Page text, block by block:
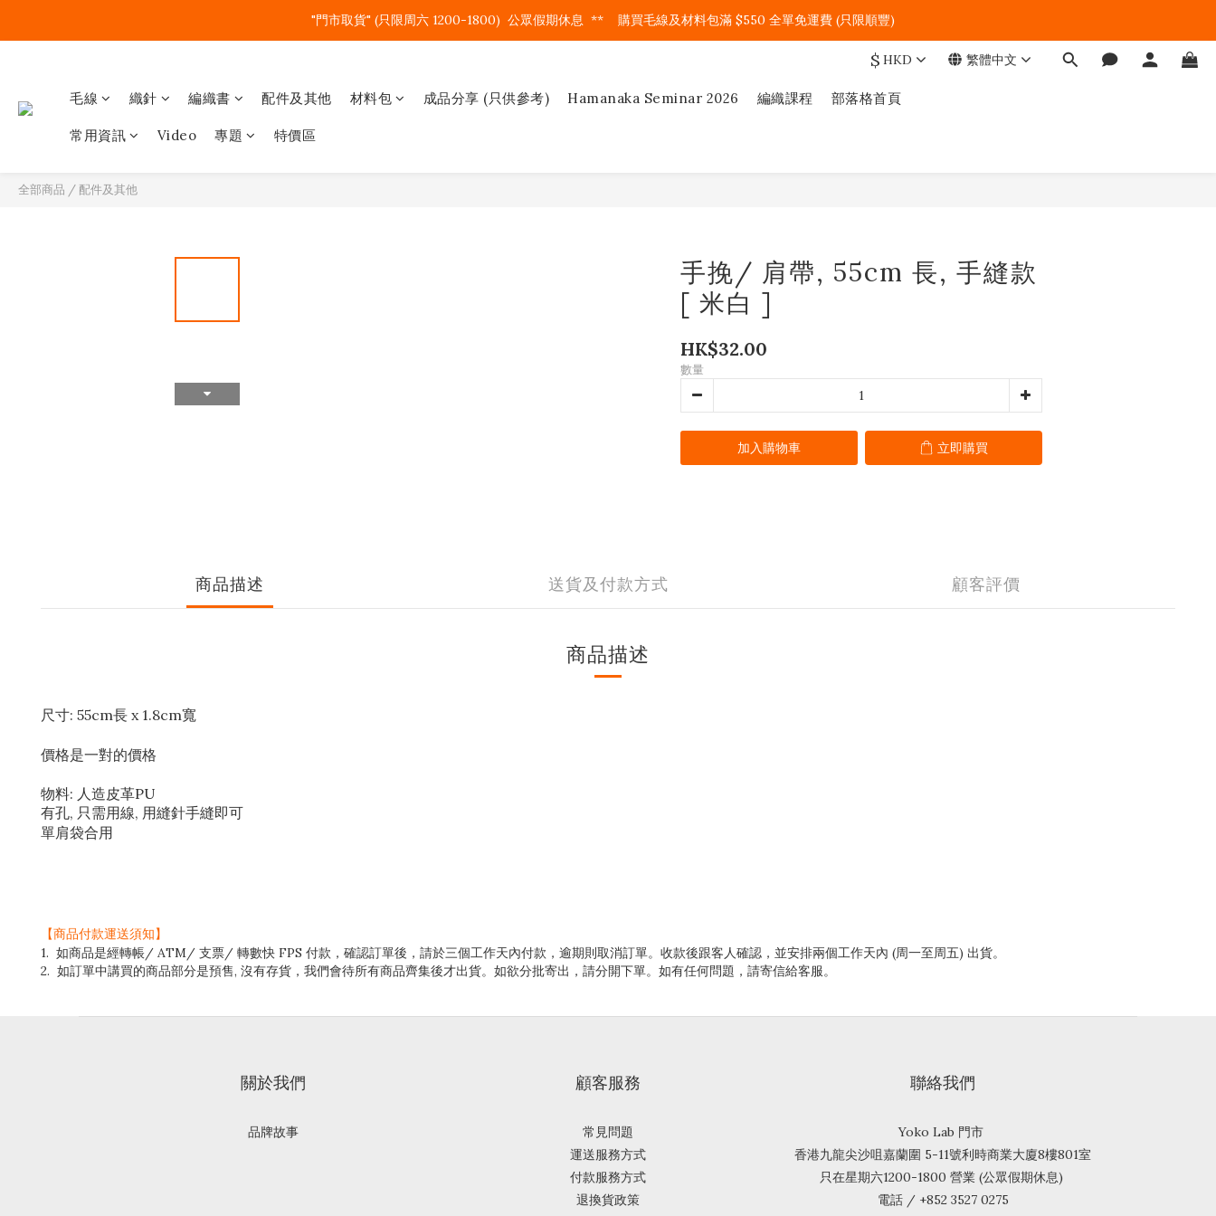
"門市取貨" (只限周六 1200-1800)  公眾假期休息  **    購買毛線及材料包滿 $550 全單免運費 (只限順豐)
$ HKD 繁體中文
毛線 織針 編織書 配件及其他 材料包 成品分享 (只供參考) Hamanaka Seminar 2026 編織課程 部落格首頁
常用資訊 Video 專題 特價區
全部商品 / 配件及其他
手挽/ 肩帶, 55cm 長, 手縫款
[ 米白 ]
HK$32.00
數量
加入購物車 立即購買
商品描述 送貨及付款方式 顧客評價
商品描述
尺寸: 55cm長 x 1.8cm寬
價格是一對的價格
物料: 人造皮革PU
有孔, 只需用線, 用縫針手縫即可
單肩袋合用
【商品付款運送須知】
1. 如商品是經轉帳/ ATM/ 支票/ 轉數快 FPS 付款，確認訂單後，請於三個工作天內付款，逾期則取消訂單。收款後跟客人確認，並安排兩個工作天內 (周一至周五) 出貨。
2. 如訂單中講買的商品部分是預售, 沒有存貨，我們會待所有商品齊集後才出貨。如欲分批寄出，請分開下單。如有任何問題，請寄信給客服。
關於我們
品牌故事
顧客服務
常見問題
運送服務方式
付款服務方式
退換貨政策
聯絡我們
Yoko Lab 門市
香港九龍尖沙咀嘉蘭圍 5-11號利時商業大廈8樓801室
只在星期六1200-1800 營業 (公眾假期休息)
電話 / +852 3527 0275